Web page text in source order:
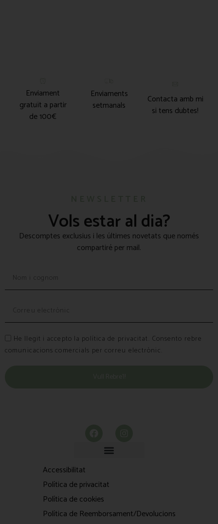
Enviament
gratuït a partir
de 100€
Enviaments
setmanals
Contacta amb mi
si tens dubtes!
Vols estar al dia?
Descomptes exclusius i les últimes novetats que només
compartiré per mail.
He llegit i accepto la política de privacitat. Consento rebre
comunicacions comercials per correu electrònic.
Accessibilitat
Política de privacitat
Política de cookies
Política de Reemborsament/Devolucions